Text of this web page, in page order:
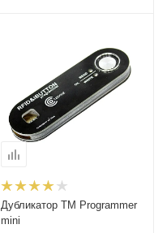
Дубликатор TM Programmer
mini